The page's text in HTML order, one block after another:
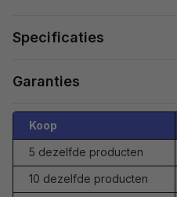
Specificaties
Garanties
Koop
5 dezelfde producten
10 dezelfde producten